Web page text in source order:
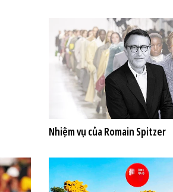
Nhiệm vụ của Romain Spitzer